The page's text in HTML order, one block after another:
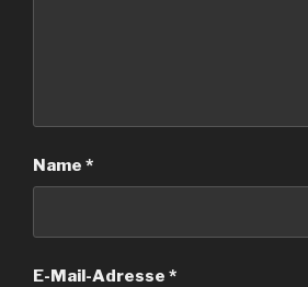
Name *
E-Mail-Adresse *